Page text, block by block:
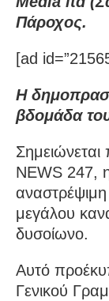
Πάροχος.
[ad
Η
βδομάδα
NEWS 247,
μεγάλου
δυσοίωνο.
Αυτό
Γενικού